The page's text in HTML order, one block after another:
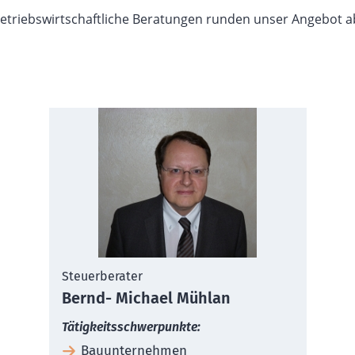
Beratungen runden unser Angebot
Steuerberater
Bernd- Michael Mühlan
Tätigkeitsschwerpunkte:
Bauunternehmen